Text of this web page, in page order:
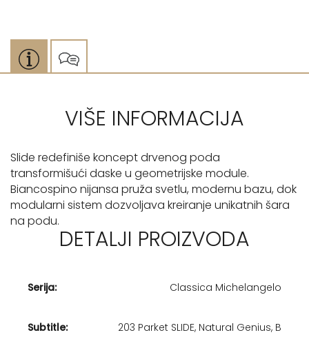
VIŠE INFORMACIJA
Slide redefiniše koncept drvenog poda
transformišući daske u geometrijske module.
Biancospino nijansa pruža svetlu, modernu bazu, dok
modularni sistem dozvoljava kreiranje unikatnih šara
na podu.
DETALJI PROIZVODA
Serija: Classica Michelangelo
Subtitle: 203 Parket SLIDE, Natural Genius, B